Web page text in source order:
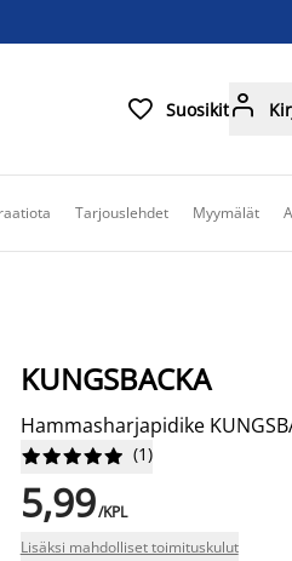
 Suosikit
Tarjouslehdet Myymälät
KUNGSBACKA
Hammasharjapidike





 (1)
5,99/KPL
Lisäksi mahdolliset toimituskulut